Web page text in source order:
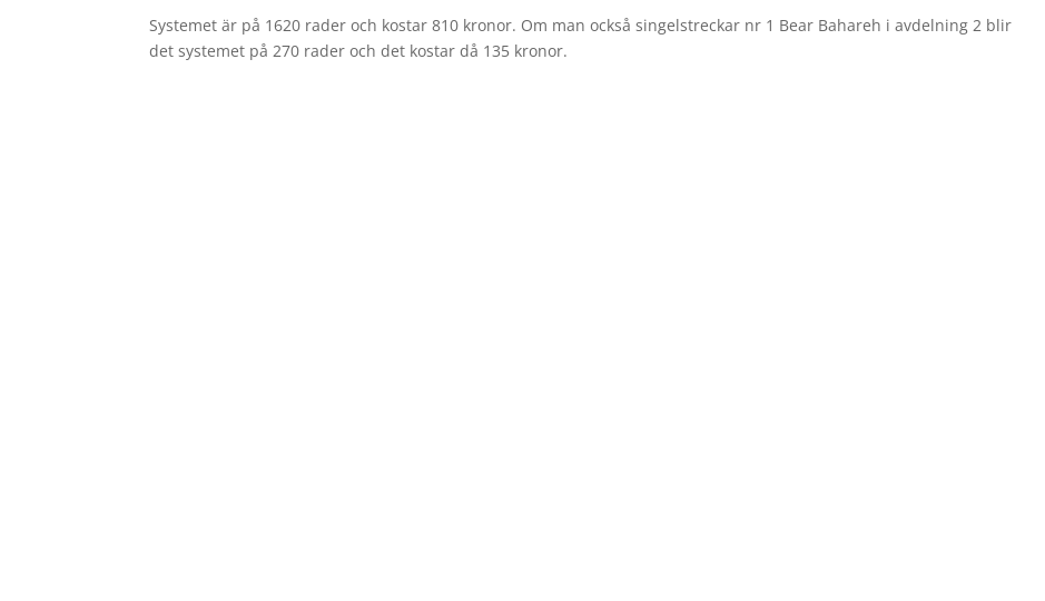
Systemet är på 1620 rader och kostar 810 kronor. Om man också singelstreckar nr 1 Bear Bahareh i avdelning 2 blir
det systemet på 270 rader och det kostar då 135 kronor.